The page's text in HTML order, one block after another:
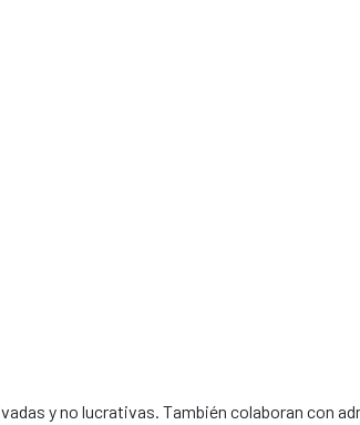
y no lucrativas. También colaboran con